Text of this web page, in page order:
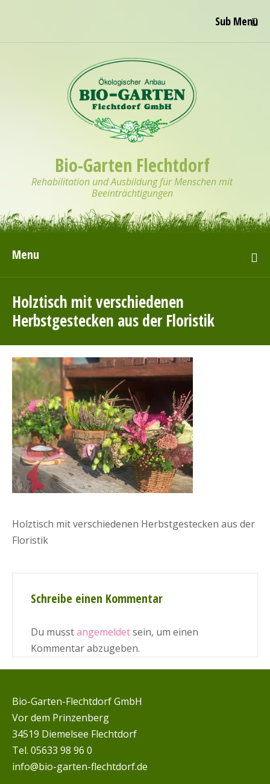
Sub Menu
Bio-Garten Flechtdorf
Rehabilitation und Ausbildung für Menschen mit
Beeinträchtigungen
Menu
Holztisch mit verschiedenen
Herbstgestecken aus der Floristik
Holztisch mit verschiedenen Herbstgestecken aus der
Floristik
Schreibe einen Kommentar
Du musstangemeldetsein, um einen
Kommentar abzugeben.
Bio-Garten-Flechtdorf GmbH
Vor dem Prinzenberg
34519 Diemelsee Flechtdorf
Tel. 05633 98 96 0
info@bio-garten-flechtdorf.de